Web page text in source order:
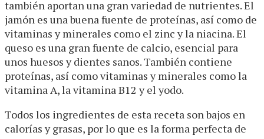
también aportan una gran variedad de nutrientes. El
jamón es una buena fuente de proteínas, así como de
vitaminas y minerales como el zinc y la niacina. El
queso es una gran fuente de calcio, esencial para
unos huesos y dientes sanos. También contiene
proteínas, así como vitaminas y minerales como la
vitamina A, la vitamina B12 y el yodo.
Todos los ingredientes de esta receta son bajos en
calorías y grasas, por lo que es la forma perfecta de